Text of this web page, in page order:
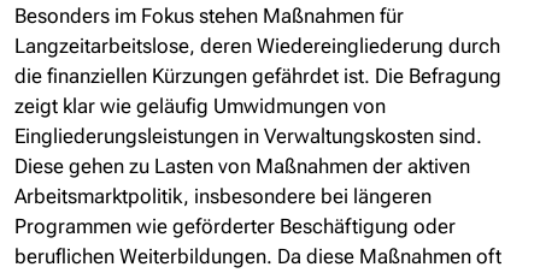
Besonders im Fokus stehen Maßnahmen für
Langzeitarbeitslose, deren Wiedereingliederung durch
die finanziellen Kürzungen gefährdet ist. Die Befragung
zeigt klar wie geläufig Umwidmungen von
Eingliederungsleistungen in Verwaltungskosten sind.
Diese gehen zu Lasten von Maßnahmen der aktiven
Arbeitsmarktpolitik, insbesondere bei längeren
Programmen wie geförderter Beschäftigung oder
beruflichen Weiterbildungen. Da diese Maßnahmen oft